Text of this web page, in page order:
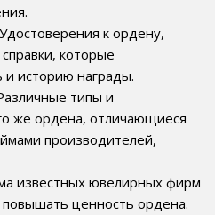
к ордену,
которые
историю награды.
типы и
же ордена, отличающиеся
производителей,
известных ювелирных фирм
ценность ордена.